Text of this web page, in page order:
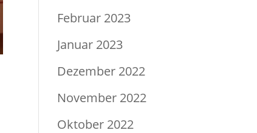
Februar 2023
Januar 2023
Dezember 2022
November 2022
Oktober 2022